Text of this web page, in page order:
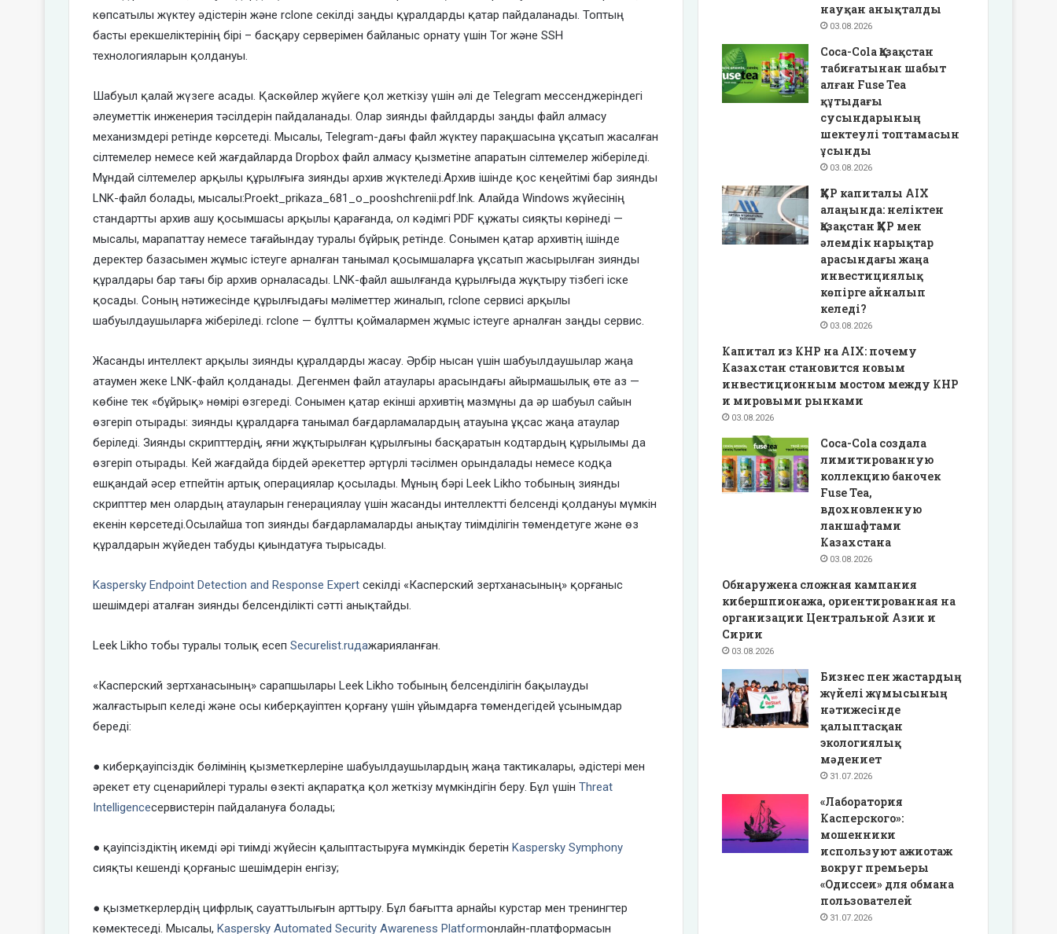
көпсатылы жүктеу әдістерін және rclone секілді заңды құралдарды қатар пайдаланады. Топтың
басты ерекшеліктерінің бірі – басқару серверімен байланыс орнату үшін Tor және SSH
технологияларын қолдануы.
Шабуыл қалай жүзеге асады. Қаскөйлер жүйеге қол жеткізу үшін әлі де Telegram мессенджеріндегі
әлеуметтік инженерия тәсілдерін пайдаланады. Олар зиянды файлдарды заңды файл алмасу
механизмдері ретінде көрсетеді. Мысалы, Telegram-дағы файл жүктеу парақшасына ұқсатып жасалған
сілтемелер немесе кей жағдайларда Dropbox файл алмасу қызметіне апаратын сілтемелер жіберіледі.
Мұндай сілтемелер арқылы құрылғыға зиянды архив жүктеледі.Архив ішінде қос кеңейтімі бар зиянды
LNK-файл болады, мысалы:Proekt_prikaza_681_o_pooshchrenii.pdf.lnk. Алайда Windows жүйесінің
стандартты архив ашу қосымшасы арқылы қарағанда, ол кәдімгі PDF құжаты сияқты көрінеді —
мысалы, марапаттау немесе тағайындау туралы бұйрық ретінде. Сонымен қатар архивтің ішінде
деректер базасымен жұмыс істеуге арналған танымал қосымшаларға ұқсатып жасырылған зиянды
құралдары бар тағы бір архив орналасады. LNK-файл ашылғанда құрылғыда жұқтыру тізбегі іске
қосады. Соның нәтижесінде құрылғыдағы мәліметтер жиналып, rclone сервисі арқылы
шабуылдаушыларға жіберіледі. rclone — бұлтты қоймалармен жұмыс істеуге арналған заңды сервис.
Жасанды интеллект арқылы зиянды құралдарды жасау. Әрбір нысан үшін шабуылдаушылар жаңа
атаумен жеке LNK-файл қолданады. Дегенмен файл атаулары арасындағы айырмашылық өте аз —
көбіне тек «бұйрық» нөмірі өзгереді. Сонымен қатар екінші архивтің мазмұны да әр шабуыл сайын
өзгеріп отырады: зиянды құралдарға танымал бағдарламалардың атауына ұқсас жаңа атаулар
беріледі. Зиянды скрипттердің, яғни жұқтырылған құрылғыны басқаратын кодтардың құрылымы да
өзгеріп отырады. Кей жағдайда бірдей әрекеттер әртүрлі тәсілмен орындалады немесе кодқа
ешқандай әсер етпейтін артық операциялар қосылады. Мұның бәрі Leek Likho тобының зиянды
скрипттер мен олардың атауларын генерациялау үшін жасанды интеллектті белсенді қолдануы мүмкін
екенін көрсетеді.Осылайша топ зиянды бағдарламаларды анықтау тиімділігін төмендетуге және өз
құралдарын жүйеден табуды қиындатуға тырысады.
Kaspersky Endpoint Detection and Response Expert секілді «Касперский зертханасының» қорғаныс
шешімдері аталған зиянды белсенділікті сәтті анықтайды.
Leek Likho тобы туралы толық есеп Securelist.ruдажарияланған.
«Касперский зертханасының» сарапшылары Leek Likho тобының белсенділігін бақылауды
жалғастырып келеді және осы киберқауіптен қорғану үшін ұйымдарға төмендегідей ұсынымдар
береді:
● киберқауіпсіздік бөлімінің қызметкерлеріне шабуылдаушылардың жаңа тактикалары, әдістері мен
әрекет ету сценарийлері туралы өзекті ақпаратқа қол жеткізу мүмкіндігін беру. Бұл үшін Threat
Intelligenceсервистерін пайдалануға болады;
● қауіпсіздіктің икемді әрі тиімді жүйесін қалыптастыруға мүмкіндік беретін Kaspersky Symphony
сияқты кешенді қорғаныс шешімдерін енгізу;
● қызметкерлердің цифрлық сауаттылығын арттыру. Бұл бағытта арнайы курстар мен тренингтер
көмектеседі. Мысалы, Kaspersky Automated Security Awareness Platformонлайн-платформасын
науқан анықталды
03.08.2026
Coca-Cola Қазақстан
табиғатынан шабыт
алған Fuse Tea
құтыдағы
сусындарының
шектеулі топтамасын
ұсынды
03.08.2026
ҚХР капиталы AIX
алаңында: неліктен
Қазақстан ҚХР мен
әлемдік нарықтар
арасындағы жаңа
инвестициялық
көпірге айналып
келеді?
03.08.2026
Капитал из КНР на AIX: почему
Казахстан становится новым
инвестиционным мостом между КНР
и мировыми рынками
03.08.2026
Coca-Cola создала
лимитированную
коллекцию баночек
Fuse Tea,
вдохновленную
ланшафтами
Казахстана
03.08.2026
Обнаружена сложная кампания
кибершпионажа, ориентированная на
организации Центральной Азии и
Сирии
03.08.2026
Бизнес пен жастардың
жүйелі жұмысының
нәтижесінде
қалыптасқан
экологиялық
мәдениет
31.07.2026
«Лаборатория
Касперского»:
мошенники
используют ажиотаж
вокруг премьеры
«Одиссеи» для обмана
пользователей
31.07.2026